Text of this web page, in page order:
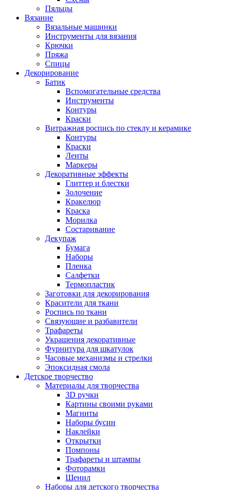
Пяльцы
Вязание
Вязальные машинки
Инструменты для вязания
Крючки
Пряжа
Спицы
Декорирование
Батик
Вспомогательные средства
Инструменты
Контуры
Краски
Витражная роспись по стеклу и керамике
Контуры
Краски
Ленты
Маркеры
Декоративные эффекты
Глиттер и блестки
Золочение
Кракелюр
Краска
Морилка
Состаривание
Декупаж
Бумага
Наборы
Пленка
Салфетки
Термопластик
Заготовки для декорирования
Красители для ткани
Роспись по ткани
Связующие и разбавители
Трафареты
Украшения декоративные
Фурнитура для шкатулок
Часовые механизмы и стрелки
Эпоксидная смола
Детское творчество
Материалы для творчества
3D ручки
Картины своими руками
Магниты
Наборы бусин
Наклейки
Открытки
Помпоны
Трафареты и штампы
Фоторамки
Шенил
Наборы для детского творчества